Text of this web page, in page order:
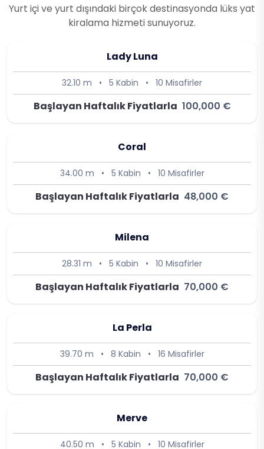
Yurt içi ve yurt dışındaki birçok destinasyonda lüks yat
kiralama hizmeti sunuyoruz.
Lady Luna
32.10 m • 5 Kabin • 10 Misafirler
Başlayan Haftalık Fiyatlarla 100,000 €
Coral
34.00 m • 5 Kabin • 10 Misafirler
Başlayan Haftalık Fiyatlarla 48,000 €
Milena
28.31 m • 5 Kabin • 10 Misafirler
Başlayan Haftalık Fiyatlarla 70,000 €
La Perla
39.70 m • 8 Kabin • 16 Misafirler
Başlayan Haftalık Fiyatlarla 70,000 €
Merve
40.50 m • 5 Kabin • 10 Misafirler